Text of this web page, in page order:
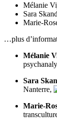
Mélanie
Sara
Marie-
…plus
Mélanie
Sara
Nanterre,
Marie-